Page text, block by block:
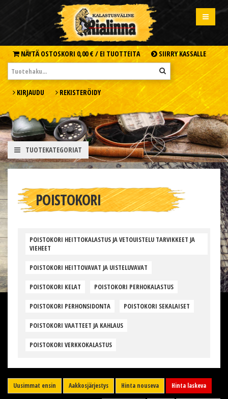
NÄYTÄ OSTOSKORI 0,00 € / EI TUOTTEITA SIIRRY KASSALLE
KIRJAUDU REKISTERÖIDY
TUOTEKATEGORIAT
POISTOKORI
POISTOKORI HEITTOKALASTUS JA VETOUISTELU TARVIKKEET JA
VIEHEET
POISTOKORI HEITTOVAVAT JA UISTELUVAVAT
POISTOKORI KELAT POISTOKORI PERHOKALASTUS
POISTOKORI PERHONSIDONTA POISTOKORI SEKALAISET
POISTOKORI VAATTEET JA KAHLAUS
POISTOKORI VERKKOKALASTUS
Uusimmat ensin Aakkosjärjestys Hinta nouseva Hinta laskeva